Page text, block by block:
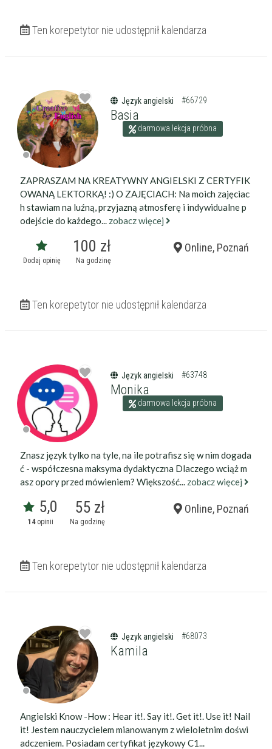
Ten korepetytor nie udostępnił kalendarza
Język angielski #66729
Basia
darmowa lekcja próbna
ZAPRASZAM NA KREATYWNY ANGIELSKI Z CERTYFIK
OWANĄ LEKTORKĄ! :) O ZAJĘCIACH: Na moich zajęciac
h stawiam na luźną, przyjazną atmosferę i indywidualne p
odejście do każdego... zobacz więcej
Dodaj opinię
100 zł
Na godzinę
Online, Poznań
Ten korepetytor nie udostępnił kalendarza
Język angielski #63748
Monika
darmowa lekcja próbna
Znasz język tylko na tyle, na ile potrafisz się w nim dogada
ć - współczesna maksyma dydaktyczna Dlaczego wciąż m
asz opory przed mówieniem? Większość... zobacz więcej
5,0
14opinii
55 zł
Na godzinę
Online, Poznań
Ten korepetytor nie udostępnił kalendarza
Język angielski #68073
Kamila
Angielski Know -How : Hear it!. Say it!. Get it!. Use it! Nail
it! Jestem nauczycielem mianowanym z wieloletnim doświ
adczeniem. Posiadam certyfikat językowy C1...